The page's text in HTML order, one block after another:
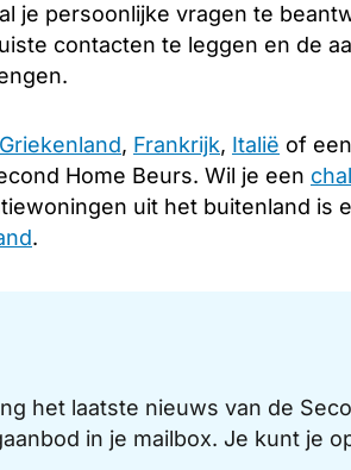
je persoonlijke vragen te
contacten te leggen en de
Griekenland, Frankrijk, Italië of
Home Beurs. Wil je een
uit het buitenland is
.
het laatste nieuws van de
in je mailbox. Je kunt je